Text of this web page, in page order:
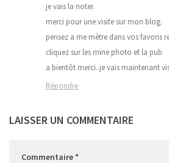
je vais la noter.
merci pour une visite sur mon blog.
pensez a me mètre dans vos favoris
cliquez sur les mine photo et la pub
a bientôt merci..je vais maintenant
Répondre
LAISSER UN COMMENTAIRE
Commentaire*